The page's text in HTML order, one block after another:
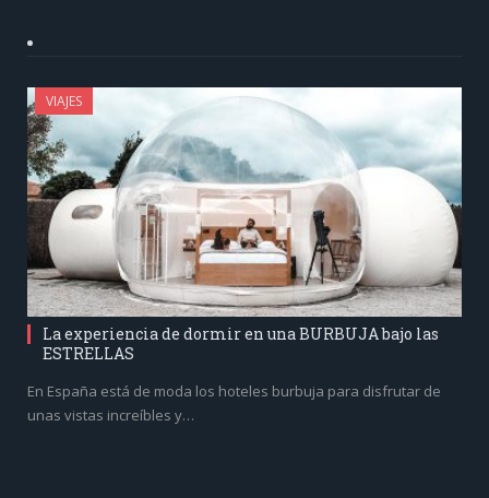
VIAJES
La experiencia de dormir en una BURBUJA bajo las
ESTRELLAS
En España está de moda los hoteles burbuja para disfrutar de
unas vistas increíbles y…